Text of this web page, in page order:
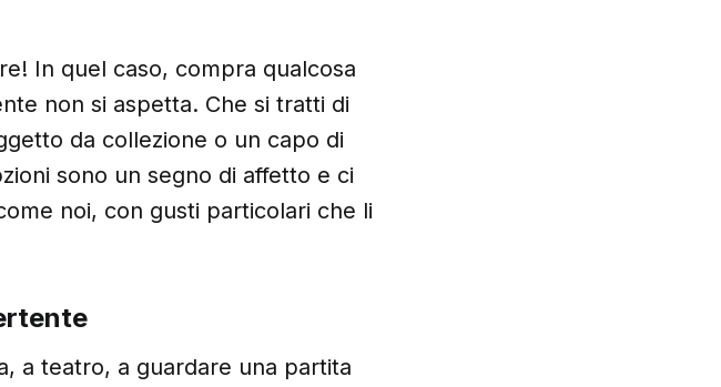
In quel caso, compra qualcosa
non si aspetta. Che si tratti di
da collezione o un capo di
sono un segno di affetto e ci
noi, con gusti particolari che li
a teatro, a guardare una partita